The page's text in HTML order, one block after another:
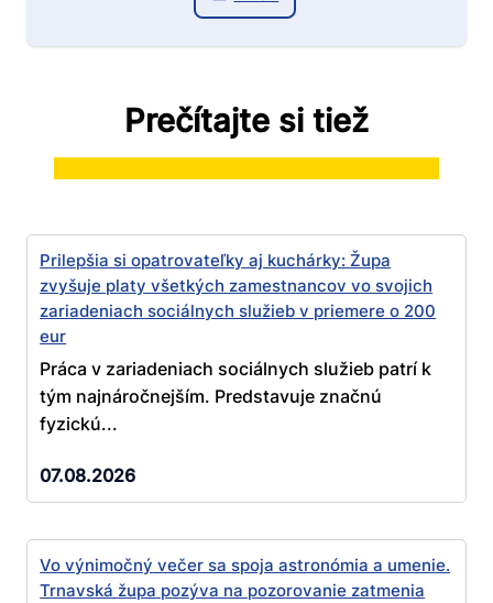
Prečítajte si tiež
Prilepšia si opatrovateľky aj kuchárky: Župa
zvyšuje platy všetkých zamestnancov vo svojich
zariadeniach sociálnych služieb v priemere o 200
eur
Práca v zariadeniach sociálnych služieb patrí k
tým najnáročnejším. Predstavuje značnú
fyzickú...
07.08.2026
Vo výnimočný večer sa spoja astronómia a umenie.
Trnavská župa pozýva na pozorovanie zatmenia